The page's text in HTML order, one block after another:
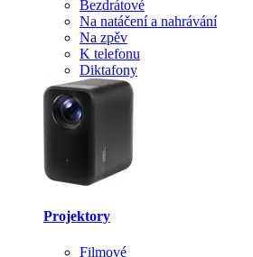
Bezdrátové
Na natáčení a nahrávání
Na zpěv
K telefonu
Diktafony
Projektory
Filmové